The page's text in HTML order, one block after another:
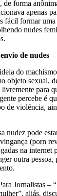
de forma
apenas
fácil formar
nudes
de nudes
do
objeto sexual,
para
percebe é
de violência,
nudez pode
(porn
na internet
outra
Jornalistas –
aliás,